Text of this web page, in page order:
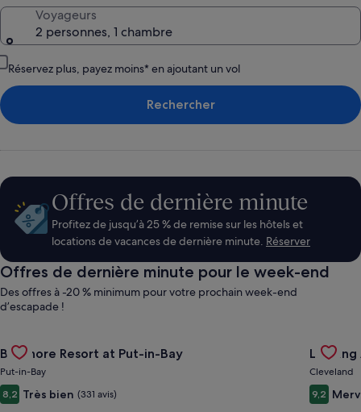
hôtels,
des
vols
abordables,
des
voitures
de
location
et
Voyageurs
2 personnes, 1 chambre
Réservez plus, payez moins* en ajoutant un vol
Rechercher
Offres de dernière minute
Profitez de jusqu’à 25 % de remise sur les hôtels et
locations de vacances de dernière minute. Réserver
Offres de dernière minute pour le week-end
Des offres à -20 % minimum pour votre prochain week-end
d’escapade !
Gallery
Carousel
Bayshore Resort at Put-in-Bay
Put-in-Bay
8,2 Très bien (331 avis)
Gallery
Cleveland
9,2